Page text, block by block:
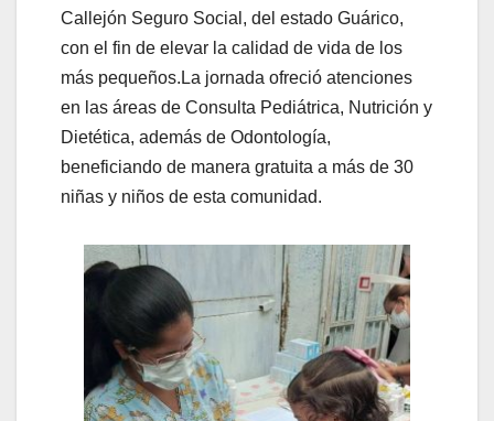
Callejón Seguro Social, del estado Guárico,
con el fin de elevar la calidad de vida de los
más pequeños. La jornada ofreció atenciones
en las áreas de Consulta Pediátrica, Nutrición y
Dietética, además de Odontología,
beneficiando de manera gratuita a más de 30
niñas y niños de esta comunidad.